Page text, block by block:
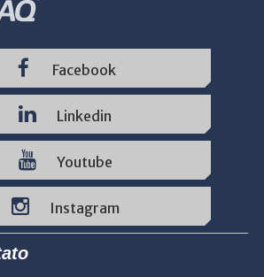
Facebook
Linkedin
Youtube
Instagram